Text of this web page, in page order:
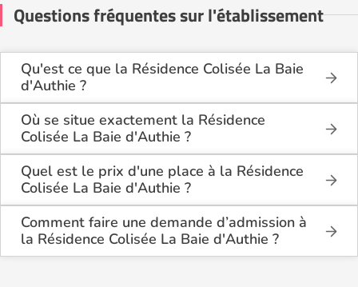
Questions fréquentes sur l'établissement
Qu'est ce que la Résidence Colisée La Baie
d'Authie ?
La Résidence Colisée La Baie d'Authie est une
maison de retraite médicalisée de type habilitée à
l'aide sociale, située à Fort-Mahon-Plage (80120).
Où se situe exactement la Résidence
Colisée La Baie d'Authie ?
La Résidence Colisée La Baie d'Authie est située
575, Rue Du General-De-Gaulle à Fort-Mahon-
Plage (80120), dans la Somme (80).
Quel est le prix d'une place à la Résidence
Colisée La Baie d'Authie ?
La Résidence Colisée La Baie d'Authie propose des
logements en chambre simple à partir de 3 131€
par mois.
Comment faire une demande d’admission à
la Résidence Colisée La Baie d'Authie ?
La demande s’effectue directement via le formulaire